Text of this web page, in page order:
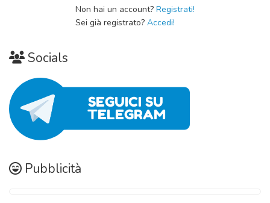
Non hai un account? Registrati!
Sei già registrato? Accedi!
Socials
Pubblicità